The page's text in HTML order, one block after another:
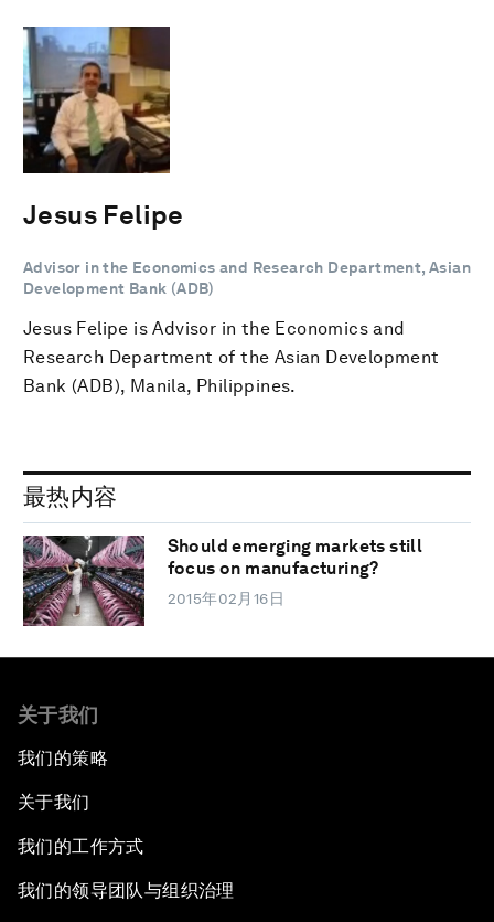
Jesus Felipe
Advisor in the Economics and Research Department, Asian
Development Bank (ADB)
Jesus Felipe is Advisor in the Economics and
Research Department of the Asian Development
Bank (ADB), Manila, Philippines.
最热内容
Should emerging markets still
focus on manufacturing?
2015年02月16日
关于我们
我们的策略
关于我们
我们的工作方式
我们的领导团队与组织治理